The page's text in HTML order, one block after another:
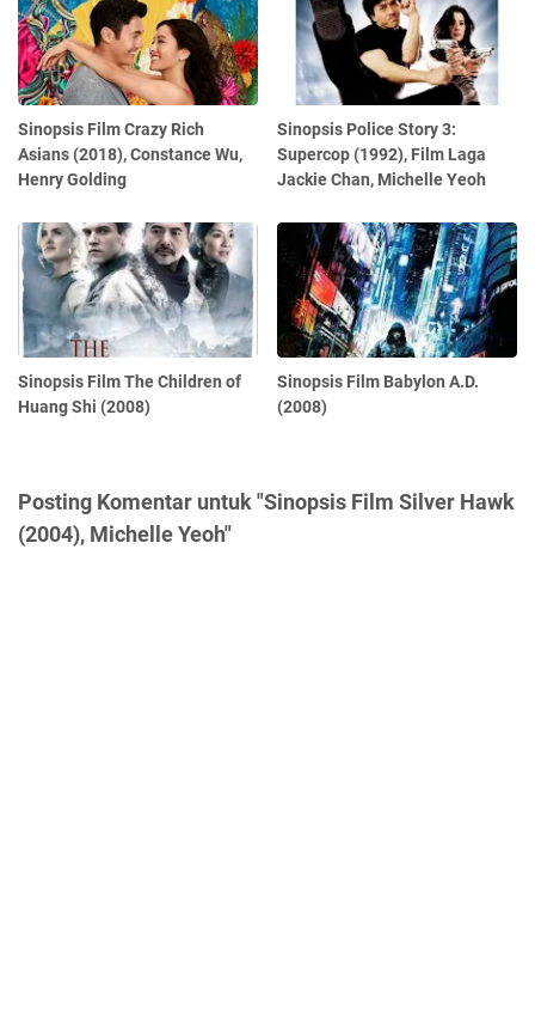
Sinopsis Film Crazy Rich
Asians (2018), Constance Wu,
Henry Golding
Sinopsis Police Story 3:
Supercop (1992), Film Laga
Jackie Chan, Michelle Yeoh
Sinopsis Film The Children of
Huang Shi (2008)
Sinopsis Film Babylon A.D.
(2008)
Posting Komentar untuk "Sinopsis Film Silver Hawk
(2004), Michelle Yeoh"